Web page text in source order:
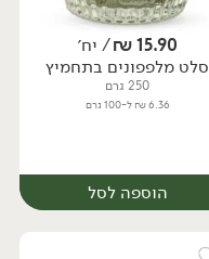
יח׳
15.90
₪/ יח׳
סלט מלפפונים בתחמיץ
250 גרם
6.36 ₪ ל-100 גרם
הוספה לסל